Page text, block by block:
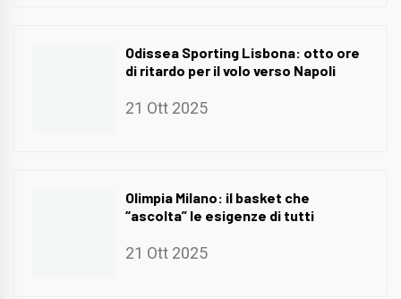
Odissea Sporting Lisbona: otto ore
di ritardo per il volo verso Napoli
21 Ott 2025
Olimpia Milano: il basket che
“ascolta” le esigenze di tutti
21 Ott 2025